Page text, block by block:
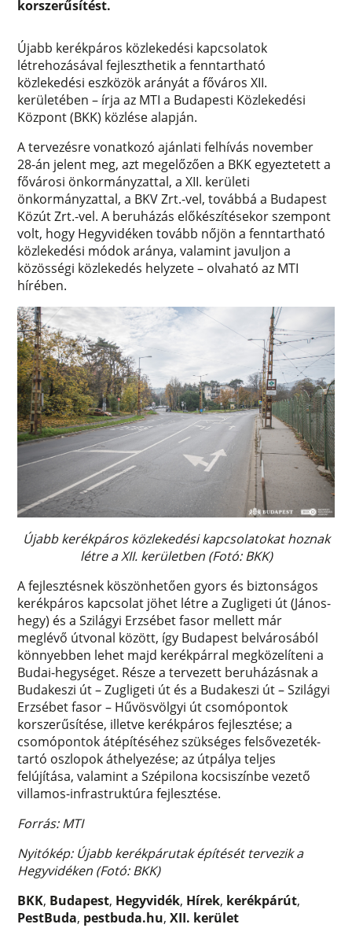
korszerűsítést.
Újabb kerékpáros közlekedési kapcsolatok
létrehozásával fejleszthetik a fenntartható
közlekedési eszközök arányát a főváros XII.
kerületében – írja az MTI a Budapesti Közlekedési
Központ (BKK) közlése alapján.
A tervezésre vonatkozó ajánlati felhívás november
28-án jelent meg, azt megelőzően a BKK egyeztetett a
fővárosi önkormányzattal, a XII. kerületi
önkormányzattal, a BKV Zrt.-vel, továbbá a Budapest
Közút Zrt.-vel. A beruházás előkészítésekor szempont
volt, hogy Hegyvidéken tovább nőjön a fenntartható
közlekedési módok aránya, valamint javuljon a
közösségi közlekedés helyzete – olvaható az MTI
hírében.
Újabb kerékpáros közlekedési kapcsolatokat hoznak
létre a XII. kerületben (Fotó: BKK)
A fejlesztésnek köszönhetően gyors és biztonságos
kerékpáros kapcsolat jöhet létre a Zugligeti út (János-
hegy) és a Szilágyi Erzsébet fasor mellett már
meglévő útvonal között, így Budapest belvárosából
könnyebben lehet majd kerékpárral megközelíteni a
Budai-hegységet. Része a tervezett beruházásnak a
Budakeszi út – Zugligeti út és a Budakeszi út – Szilágyi
Erzsébet fasor – Hűvösvölgyi út csomópontok
korszerűsítése, illetve kerékpáros fejlesztése; a
csomópontok átépítéséhez szükséges felsővezeték-
tartó oszlopok áthelyezése; az útpálya teljes
felújítása, valamint a Szépilona kocsiszínbe vezető
villamos-infrastruktúra fejlesztése.
Forrás: MTI
Nyitókép: Újabb kerékpárutak építését tervezik a
Hegyvidéken (Fotó: BKK)
BKK, Budapest, Hegyvidék, Hírek, kerékpárút,
PestBuda, pestbuda.hu,XII. kerület